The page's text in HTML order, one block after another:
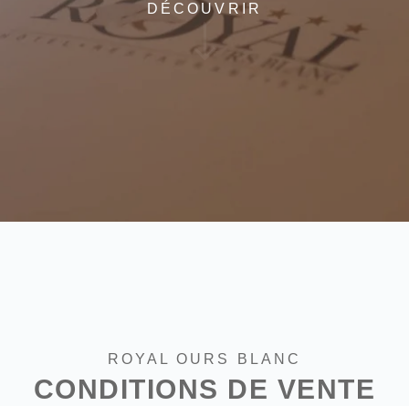
DÉCOUVRIR
ROYAL OURS BLANC
CONDITIONS DE VENTE